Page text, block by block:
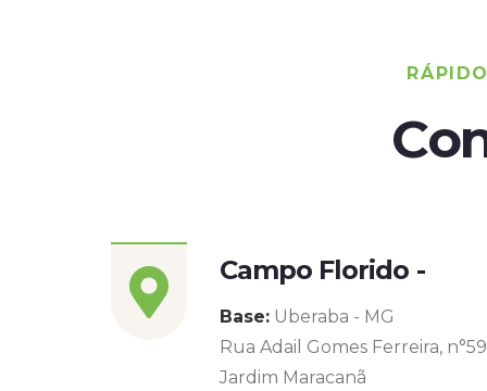
Campo Florido -
Base: Uberaba - MG
Rua Adail Gomes Ferreira,
Jardim Maracanã